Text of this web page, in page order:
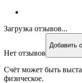
Загрузка отзывов...
Нет отзывов
Добавить
Счёт может быть
физическое.